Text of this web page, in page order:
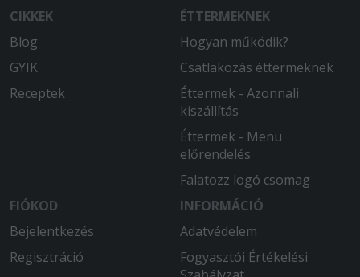
CIKKEK
Blog
GYIK
Receptek
ÉTTERMEKNEK
Hogyan működik?
Csatlakozás éttermeknek
Éttermek - Azonnali
kiszállítás
Éttermek - Menü
előrendelés
Falatozz logó csomag
FIÓKOD
Bejelentkezés
Regisztráció
INFORMÁCIÓ
Adatvédelem
Fogyasztói Értékelési